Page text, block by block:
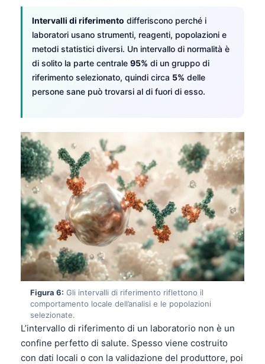
Intervalli di riferimento differiscono perché i
laboratori usano strumenti, reagenti, popolazioni e
metodi statistici diversi. Un intervallo di normalità è
di solito la parte centrale 95% di un gruppo di
riferimento selezionato, quindi circa 5% delle
persone sane può trovarsi al di fuori di esso.
Figura 6: Gli intervalli di riferimento riflettono il
comportamento locale dell’analisi e le popolazioni
selezionate.
L’intervallo di riferimento di un laboratorio non è un
confine perfetto di salute. Spesso viene costruito
con dati locali o con la validazione del produttore, poi
Kiswahili
አማርኛ
Українська
O‘zbekcha
Català
Қазақ тілі
Suomi
Hrvatski
Slovenčina
كوردی‎
پښتو
অসমীয়া
Galego
Latviešu valoda
Македонски јазик
Euskara